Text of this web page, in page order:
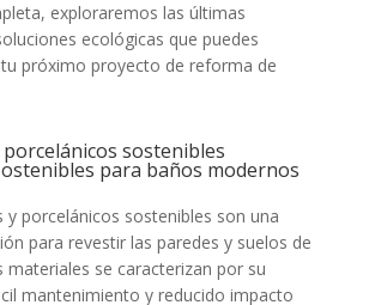
exploraremos las últimas
ecológicas que puedes
próximo proyecto de reforma de
porcelánicos sostenibles
para baños modernos
y porcelánicos sostenibles son una
para revestir las paredes y suelos de
materiales se caracterizan por su
mantenimiento y reducido impacto